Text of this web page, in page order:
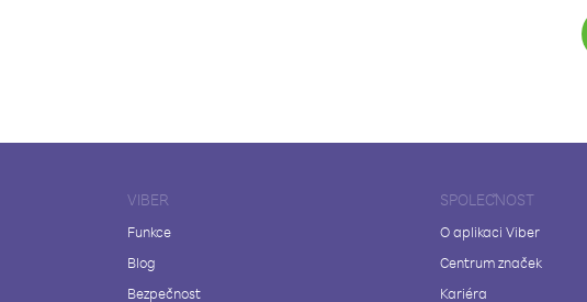
VIBER
Funkce
Blog
Bezpečnost
SPOLEČNOST
O aplikaci Viber
Centrum značek
Kariéra